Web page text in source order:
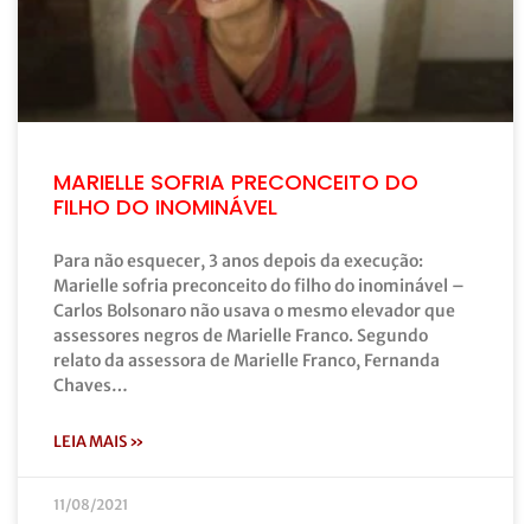
MARIELLE SOFRIA PRECONCEITO DO
FILHO DO INOMINÁVEL
Para não esquecer, 3 anos depois da execução:
Marielle sofria preconceito do filho do inominável –
Carlos Bolsonaro não usava o mesmo elevador que
assessores negros de Marielle Franco. Segundo
relato da assessora de Marielle Franco, Fernanda
Chaves…
LEIA MAIS »
11/08/2021